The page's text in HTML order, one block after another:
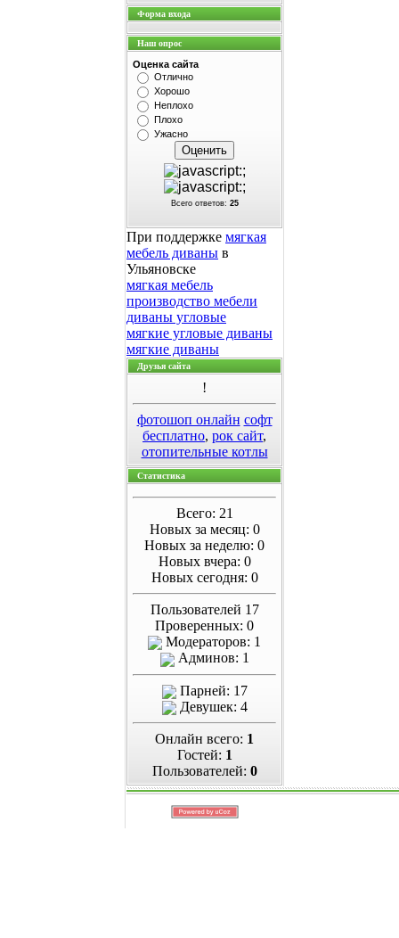
Форма входа
Наш опрос
Оценка сайта
Отлично
Хорошо
Неплохо
Плохо
Ужасно
Всего ответов: 25
При поддержке мягкая
мебель диваны в
Ульяновске
мягкая мебель
производство мебели
диваны угловые
мягкие угловые диваны
мягкие диваны
Друзья сайта
!
фотошоп онлайн софт
бесплатно, рок сайт,
отопительные котлы
Статистика
Всего: 21
Новых за месяц: 0
Новых за неделю: 0
Новых вчера: 0
Новых сегодня: 0
Пользователей 17
Проверенных: 0
Модераторов: 1
Админов: 1
Парней: 17
Девушек: 4
Онлайн всего: 1
Гостей: 1
Пользователей: 0